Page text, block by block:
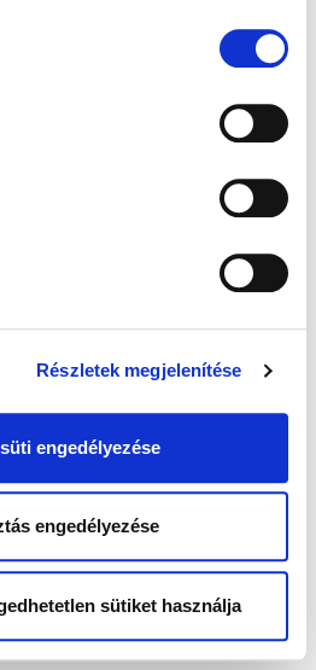
Részletek megjelenítése
engedélyezése
engedélyezése
sütiket használja